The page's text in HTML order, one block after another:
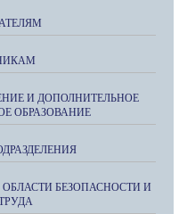
И ДОПОЛНИТЕЛЬНОЕ
ОБРАЗОВАНИЕ
БЕЗОПАСНОСТИ И